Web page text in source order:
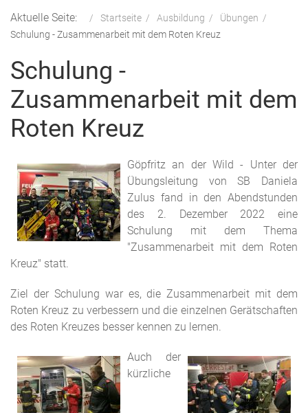
Aktuelle Seite: Startseite Ausbildung
Übungen
Schulung - Zusammenarbeit mit dem Roten Kreuz
Schulung -
Zusammenarbeit mit dem
Roten Kreuz
Göpfritz an der Wild - Unter der
Übungsleitung von SB Daniela
Zulus fand in den Abendstunden
des 2. Dezember 2022 eine
Schulung mit dem Thema
"Zusammenarbeit mit dem Roten
Kreuz" statt.
Ziel der Schulung war es, die Zusammenarbeit mit dem
Roten Kreuz zu verbessern und die einzelnen Gerätschaften
des Roten Kreuzes besser kennen zu lernen.
Auch der
kürzliche